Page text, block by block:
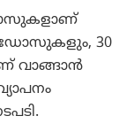
ഡോസുകളും, 30
വാങ്ങാന്‍